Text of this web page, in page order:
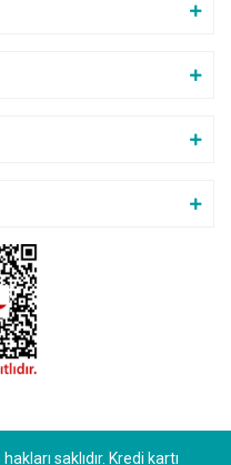
saklıdır. Kredi kartı